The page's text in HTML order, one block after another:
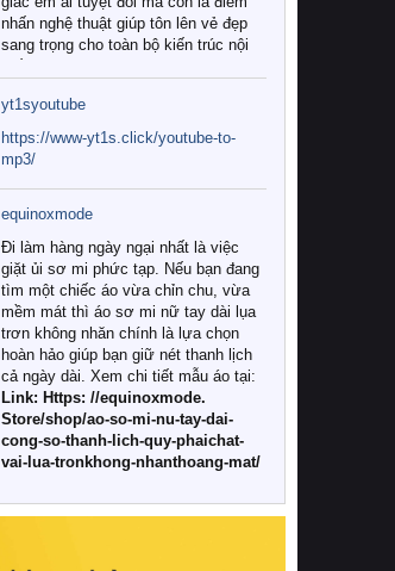
nhấn nghệ thuật giúp tôn lên vẻ đẹp
sang trọng cho toàn bộ kiến trúc nội
Tuy nhiên, giữa thị trường đa dạng
với vô vàn thương hiệu và mẫu mã
như hiện nay, làm thế nào để chọn
được những bộ chăn ga gối đệm cao
cấp thực sự chất lượng, phù hợp với
khí hậu và nhu cầu sử dụng của gia
đình? Hãy cùng chúng tôi đi tìm lời
giải đáp chi tiết qua bài viết dưới đây.
1. Tại sao các gia đình hiện đại lại ưa
chuộng chăn ga gối đệm cao cấp?
Khác với các dòng sản phẩm thông
thường, những bộ chăn ga gối đệm
cao cấp trải qua quy trình sản xuất
nghiêm ngặt từ khâu chọn lọc nguyên
liệu tự nhiên đến công nghệ dệt
nhuộm hiện đại không chứa hóa chất
này, bạn sẽ cảm nhận rõ rệt sự khác
yt1syoutube
https://www-yt1s.click/youtube-to-
mp3/
equinoxmode
Đi làm hàng ngày ngại nhất là việc
giặt ủi sơ mi phức tạp. Nếu bạn đang
tìm một chiếc áo vừa chỉn chu, vừa
mềm mát thì áo sơ mi nữ tay dài lụa
trơn không nhăn chính là lựa chọn
hoàn hảo giúp bạn giữ nét thanh lịch
cả ngày dài. Xem chi tiết mẫu áo tại:
Link: Https: //equinoxmode.
Store/shop/ao-so-mi-nu-tay-dai-
cong-so-thanh-lich-quy-phaichat-
vai-lua-tronkhong-nhanthoang-mat/